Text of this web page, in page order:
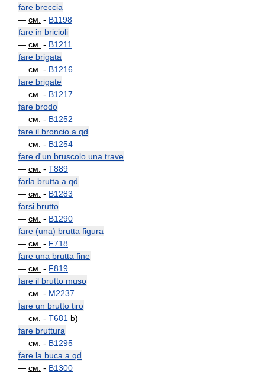
fare breccia
— см. - B1198
fare in bricioli
— см. - B1211
fare brigata
— см. - B1216
fare brigate
— см. - B1217
fare brodo
— см. - B1252
fare il broncio a qd
— см. - B1254
fare d'un bruscolo una trave
— см. - T889
farla brutta a qd
— см. - B1283
farsi brutto
— см. - B1290
fare (una) brutta figura
— см. - F718
fare una brutta fine
— см. - F819
fare il brutto muso
— см. - M2237
fare un brutto tiro
— см. - T681 b)
fare bruttura
— см. - B1295
fare la buca a qd
— см. - B1300